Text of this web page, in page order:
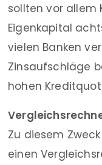
sollten vor allem
Eigenkapital
vielen Banken
Zinsaufschläge
hohen
Zu diesem
einen